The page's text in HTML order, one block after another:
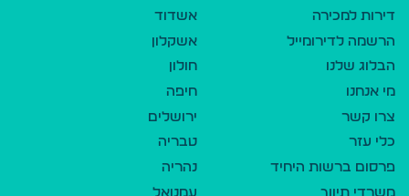
דירות למכירה
הרשמה לדירומייל
הבלוג שלנו
מי אנחנו
צרו קשר
כלי עזר
פרסום ברשות היחיד
משרדי תיווך
אשדוד
אשקלון
חולון
חיפה
ירושלים
טבריה
נהריה
עמנואל